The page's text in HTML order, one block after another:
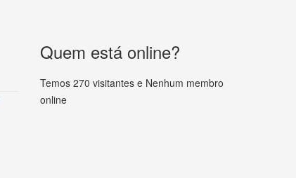
Quem está online?
Temos 270 visitantes e Nenhum membro
online